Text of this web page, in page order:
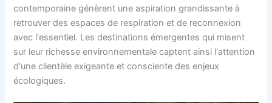
contemporaine génèrent une aspiration grandissante à
retrouver des espaces de respiration et de reconnexion
avec l'essentiel. Les destinations émergentes qui misent
sur leur richesse environnementale captent ainsi l'attention
d'une clientèle exigeante et consciente des enjeux
écologiques.